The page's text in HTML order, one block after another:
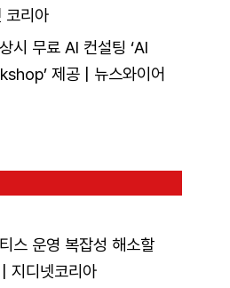
코리아
시 무료 AI 컨설팅 ‘AI
제공 | 뉴스와이어
스 운영 복잡성 해소할
지디넷코리아